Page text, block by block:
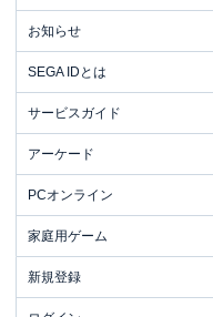
お知らせ
SEGA IDとは
サービスガイド
アーケード
PCオンライン
家庭用ゲーム
新規登録